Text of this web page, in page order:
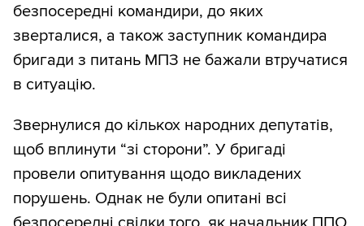
безпосередні командири, до яких
зверталися, а також заступник командира
бригади з питань МПЗ не бажали втручатися
в ситуацію.
Звернулися до кількох народних депутатів,
щоб вплинути “зі сторони”. У бригаді
провели опитування щодо викладених
порушень. Однак не були опитані всі